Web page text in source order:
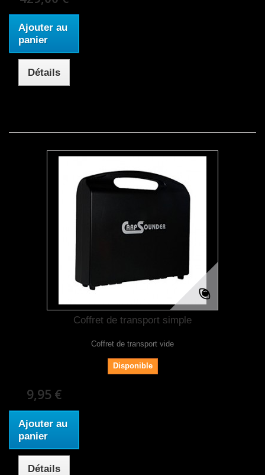
Ajouter au
panier
Détails
Coffret de transport simple
Coffret de transport vide
Disponible
9,95 €
Ajouter au
panier
Détails